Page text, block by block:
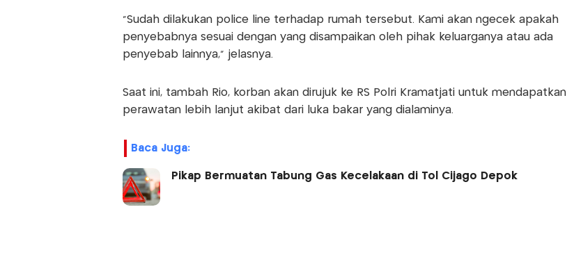
"Sudah dilakukan police line terhadap rumah tersebut. Kami akan ngecek apakah
penyebabnya sesuai dengan yang disampaikan oleh pihak keluarganya atau ada
penyebab lainnya," jelasnya.
Saat ini, tambah Rio, korban akan dirujuk ke RS Polri Kramatjati untuk mendapatkan
perawatan lebih lanjut akibat dari luka bakar yang dialaminya.
Baca Juga:
Pikap Bermuatan Tabung Gas Kecelakaan di Tol Cijago Depok